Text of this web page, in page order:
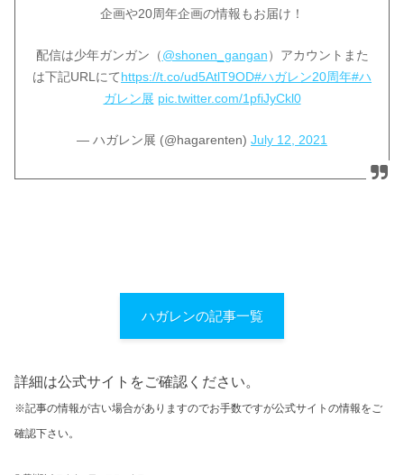
企画や20周年企画の情報もお届け！
配信は少年ガンガン（@shonen_gangan）アカウントまた
は下記URLにてhttps://t.co/ud5AtlT9OD#ハガレン20周年#ハ
ガレン展 pic.twitter.com/1pfiJyCkl0
— ハガレン展 (@hagarenten) July 12, 2021
ハガレンの記事一覧
詳細は公式サイトをご確認ください。
※記事の情報が古い場合がありますのでお手数ですが公式サイトの情報をご
確認下さい。